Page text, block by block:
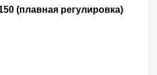
(плавная регулировка)